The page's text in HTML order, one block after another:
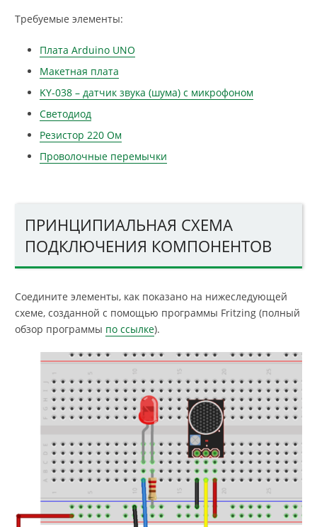
Требуемые элементы:
Плата Arduino UNO
Макетная плата
KY-038 – датчик звука (шума) с микрофоном
Светодиод
Резистор 220 Ом
Проволочные перемычки
ПРИНЦИПИАЛЬНАЯ СХЕМА
ПОДКЛЮЧЕНИЯ КОМПОНЕНТОВ
Соедините элементы, как показано на нижеследующей
схеме, созданной с помощью программы Fritzing (полный
обзор программы по ссылке).